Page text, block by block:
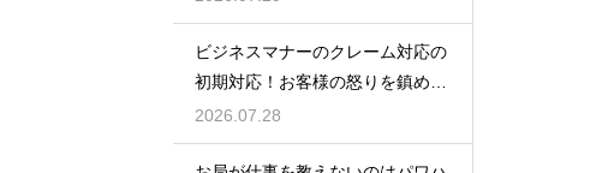
ビジネスマナーのクレーム対応の
初期対応！お客様の怒りを鎮める
謝罪の形
2026.07.28